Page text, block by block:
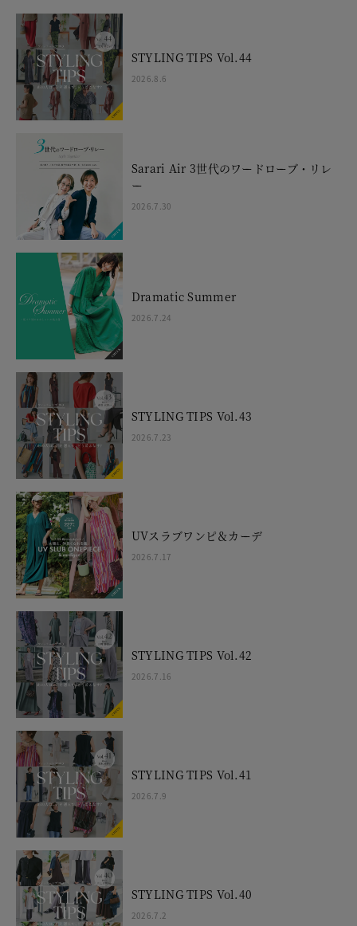
STYLING TIPS Vol.44
2026.8.6
Sarari Air 3世代のワードローブ・リレ
ー
2026.7.30
Dramatic Summer
2026.7.24
STYLING TIPS Vol.43
2026.7.23
UVスラブワンピ＆カーデ
2026.7.17
STYLING TIPS Vol.42
2026.7.16
STYLING TIPS Vol.41
2026.7.9
STYLING TIPS Vol.40
2026.7.2